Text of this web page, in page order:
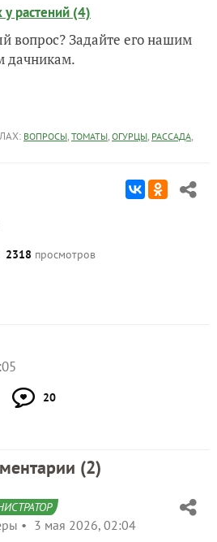
растений (4)
вопрос? Задайте его нашим
дачникам.
ВОПРОСЫ, ТОМАТЫ, ОГУРЦЫ, РАССАДА,
2318 просмотров
20
(2)
3 мая 2026, 02:04